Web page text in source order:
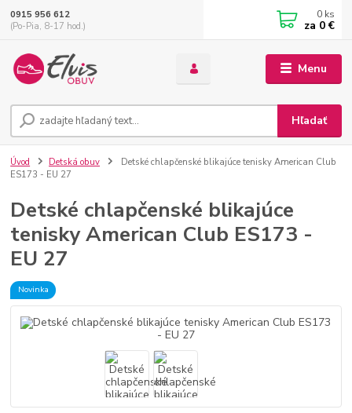
Menu
Hľadať
0915 956 612
(Po-Pia, 8-17 hod.)
0 ks
za 0 €
Úvod Detská obuv
Detské chlapčenské blikajúce tenisky American Club
ES173 - EU 27
Detské chlapčenské blikajúce
tenisky American Club ES173 -
EU 27
Novinka